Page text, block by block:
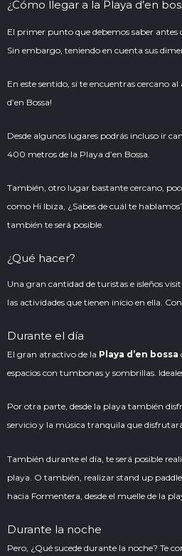
¿Cómo llegar a la Playa d’en
El primer punto que debemos saber antes
Sin embargo, teniendo en cuenta sus
En este sentido, si te encuentras cercano
d’en Bossa!
Desde algunos lugares podrás incluso ir
400 metros de la Playa d’en Bossa.
También, otro lugar bastante cercano,
como Hï Ibiza , ¿Sabes de cuál te
también te será posible.
¿Qué hacer?
Una gran cantidad de turistas e isleños
las actividades que tienen inicio en ella.
Durante el día
El gran atractivo de la Playa d’en bossa
espacios con tumbonas y sombrillas.
Por otra parte, desde la playa también
servicio y la música tranquila que
También durante el día, te será posible
playa. O también, realizar stand up
hacia Formentera, desde el muelle de la
Durante la noche
Pero, ¿Qué sucede durante la noche? Te